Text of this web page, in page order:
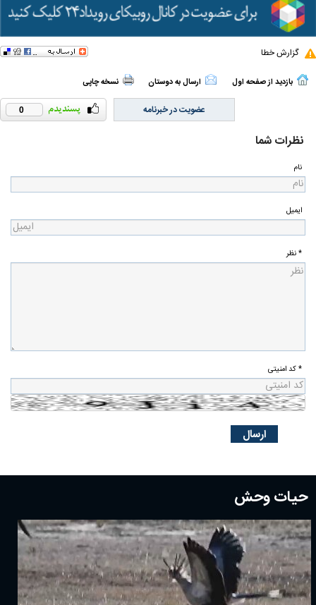
گزارش خطا
بازدید از صفحه اول ارسال به دوستان نسخه چاپی
0 عضویت در خبرنامه
نظرات شما
نام
ایمیل
* نظر
* کد امنیتی
حیات وحش